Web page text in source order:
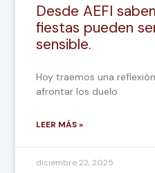
Desde AEFI
fiestas pueden
sensible.
Hoy traemos una
afrontar los duelo
LEER MÁS »
diciembre 22, 2025